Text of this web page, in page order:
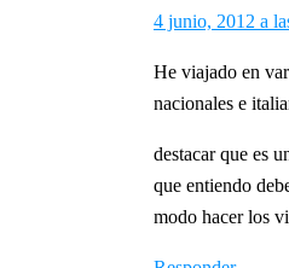
4 junio, 2012 a
He viajado en
nacionales e
destacar que es
que entiendo
modo hacer los